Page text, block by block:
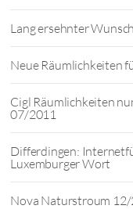
Lang ersehnter
Neue Räumlichkeiten
Cigl Räumlichkeiten
07/2011
Differdingen:
Luxemburger Wort
Nova Naturstroum